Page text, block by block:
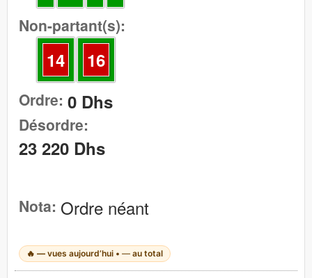
Non-partant(s):
14 16
Ordre: 0 Dhs
Désordre:
23 220 Dhs
Nota: Ordre néant
🔥 —vues aujourd’hui • —au total